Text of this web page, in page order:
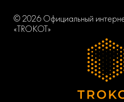
© 2026 Официальный
«TROKOT»